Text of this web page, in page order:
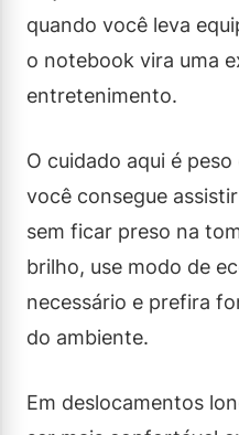
quando você leva
o notebook vira uma
entretenimento.
O cuidado aqui é
você consegue
sem ficar preso na
brilho, use modo de
necessário e prefira
do ambiente.
Em deslocamentos